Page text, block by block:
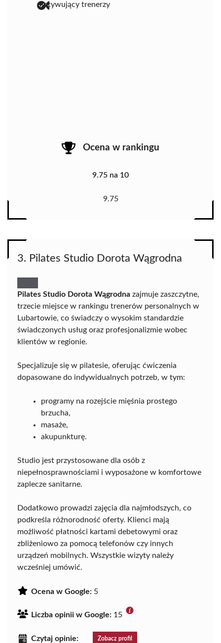
motywujący trenerzy
Ocena w rankingu
9.75 na 10
9.75
3. Pilates Studio Dorota Wągrodna
Pilates Studio Dorota Wągrodna zajmuje zaszczytne,
trzecie miejsce w rankingu trenerów personalnych w
Lubartowie, co świadczy o wysokim standardzie
świadczonych usług oraz profesjonalizmie wobec
klientów w regionie.
Specjalizuje się w pilatesie, oferując ćwiczenia
dopasowane do indywidualnych potrzeb, w tym:
programy na rozejście mięśnia prostego
brzucha,
masaże,
akupunkturę.
Studio jest przystosowane dla osób z
niepełnosprawnościami i wyposażone w komfortowe
zaplecze sanitarne.
Dodatkowo prowadzi zajęcia dla najmłodszych, co
podkreśla różnorodność oferty. Klienci mają
możliwość płatności kartami debetowymi oraz
zbliżeniowo za pomocą telefonów czy innych
urządzeń mobilnych. Wszystkie wizyty należy
wcześniej umówić.
Ocena w Google: 5
Liczba opinii w Google: 15
Czytaj opinie: Zobacz profil